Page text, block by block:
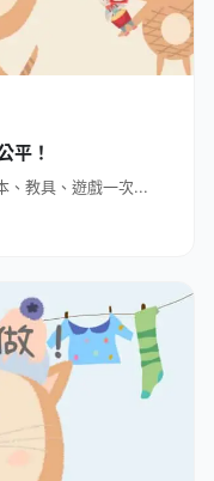
平！
、教具、遊戲一次...